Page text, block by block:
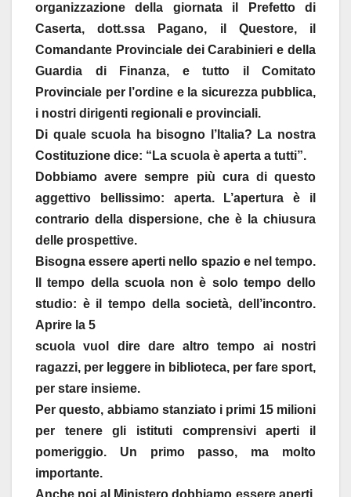
organizzazione della giornata il Prefetto di
Caserta, dott.ssa Pagano, il Questore, il
Comandante Provinciale dei Carabinieri e della
Guardia di Finanza, e tutto il Comitato
Provinciale per l’ordine e la sicurezza pubblica,
i nostri dirigenti regionali e provinciali.
Di quale scuola ha bisogno l’Italia? La nostra
Costituzione dice: “La scuola è aperta a tutti”.
Dobbiamo avere sempre più cura di questo
aggettivo bellissimo: aperta. L’apertura è il
contrario della dispersione, che è la chiusura
delle prospettive.
Bisogna essere aperti nello spazio e nel tempo.
Il tempo della scuola non è solo tempo dello
studio: è il tempo della società, dell’incontro.
Aprire la 5
scuola vuol dire dare altro tempo ai nostri
ragazzi, per leggere in biblioteca, per fare sport,
per stare insieme.
Per questo, abbiamo stanziato i primi 15 milioni
per tenere gli istituti comprensivi aperti il
pomeriggio. Un primo passo, ma molto
importante.